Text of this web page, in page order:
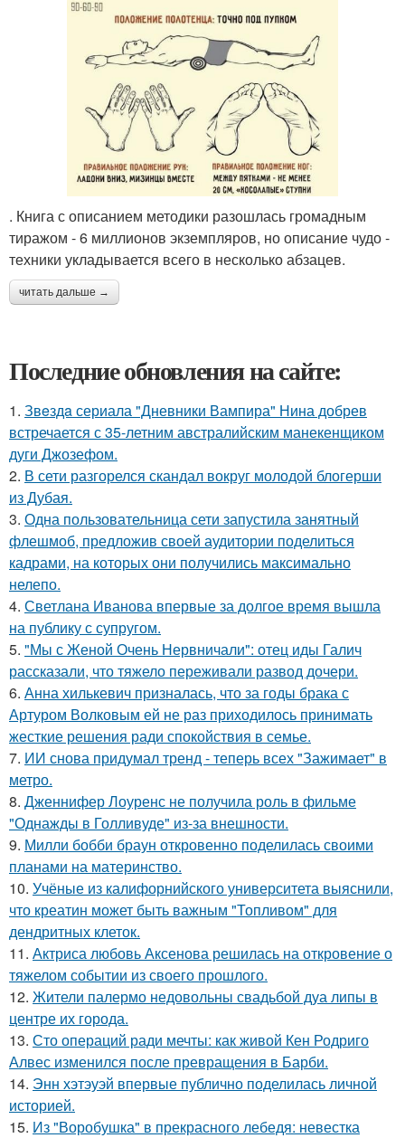
. Книга с описанием методики разошлась громадным
тиражом - 6 миллионов экземпляров, но описание чудо -
техники укладывается всего в несколько абзацев.
читать дальше →
Последние обновления на сайте:
1. Звeздa сериала "Дневники Вампира" Нина добрев
встречается с 35-летним австралийским манекенщиком
дуги Джозефом.
2. В сети разгорелся скандал вокруг молодой блогерши
из Дубая.
3. Одна пользовательница сети запустила занятный
флешмоб, предложив своей аудитории поделиться
кадрами, на которых они получились максимально
нелепо.
4. Светлана Иванова впервые за долгое время вышла
на публику с супругом.
5. "Мы с Женой Очень Нервничали": отец иды Галич
рассказали, что тяжело переживали развод дочери.
6. Анна хилькевич призналась, что за годы брака с
Артуром Волковым ей не раз приходилось принимать
жесткие решения ради спокойствия в семье.
7. ИИ снова придумал тренд - теперь всех "Зажимает" в
метро.
8. Дженнифер Лоуренс не получила роль в фильме
"Однажды в Голливуде" из-за внешности.
9. Милли бобби браун откровенно поделилась своими
планами на материнство.
10. Учёные из калифорнийского университета выяснили,
что креатин может быть важным "Топливом" для
дендритных клеток.
11. Актриса любовь Аксенова решилась на откровение о
тяжелом событии из своего прошлого.
12. Жители палермо недовольны свадьбой дуа липы в
центре их города.
13. Сто операций ради мечты: как живой Кен Родриго
Алвес изменился после превращения в Барби.
14. Энн хэтэуэй впервые публично поделилась личной
историей.
15. Из "Воробушка" в прекрасного лебедя: невестка